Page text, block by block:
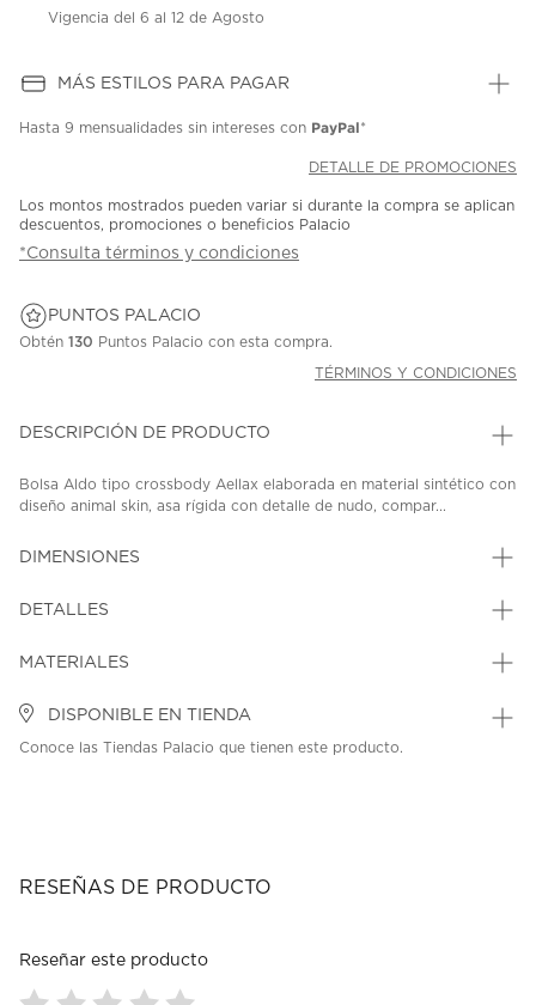
Vigencia del 6 al 12 de Agosto
MÁS ESTILOS PARA PAGAR
Hasta 9 mensualidades sin intereses con PayPal*
DETALLE DE PROMOCIONES
Los montos mostrados pueden variar si durante la compra se aplican
descuentos, promociones o beneficios Palacio
*Consulta términos y condiciones
PUNTOS PALACIO
Obtén 130 Puntos Palacio con esta compra.
TÉRMINOS Y CONDICIONES
DESCRIPCIÓN DE PRODUCTO
Bolsa Aldo tipo crossbody Aellax elaborada en material sintético con
diseño animal skin, asa rígida con detalle de nudo, compar...
DIMENSIONES
DETALLES
MATERIALES
DISPONIBLE EN TIENDA
Conoce las Tiendas Palacio que tienen este producto.
RESEÑAS DE PRODUCTO
Reseñar este producto